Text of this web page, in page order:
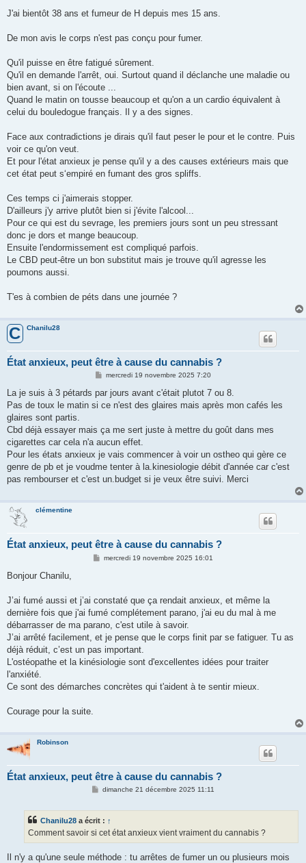
g
J'ai bientôt 38 ans et fumeur de H depuis mes 15 ans.
De mon avis le corps n'est pas conçu pour fumer.
Qu'il puisse en être fatigué sûrement.
Qu'il en demande l'arrêt, oui. Surtout quand il déclanche une maladie ou
bien avant, si on l'écoute ...
Quand le matin on tousse beaucoup et qu'on a un cardio équivalent à
celui du bouledogue français. Il y a des signes.
Face aux contradictions je dirais qu'il faut peser le pour et le contre. Puis
voir ce qu'on veut.
Et pour l'état anxieux je pense qu'il y a des causes extérieurs mais que
cet état peut s‘empiré en fumant des gros spliffs.
Ces temps ci j'aimerais stopper.
D'ailleurs j'y arrive plutôt bien si j'évite l'alcool...
Pour ce qui est du sevrage, les premiers jours sont un peu stressant
donc je dors et mange beaucoup.
Ensuite l'endormissement est compliqué parfois.
Le CBD peut-être un bon substitut mais je trouve qu'il agresse les
poumons aussi.
T'es à combien de péts dans une journée ?
C Chanilu28
État anxieux, peut être à cause du cannabis ?
M
s
a
mercredi 19 novembre 2025 7:20
La je suis à 3 pétards par jours avant c'était plutot 7 ou 8.
Pas de toux le matin si ce n'est des glaires mais après mon cafés les
glaires sont partis.
Cbd déjà essayer mais ça me sert juste à mettre du goût dans mes
cigarettes car cela n'a aucun effet.
Pour les états anxieux je vais commencer à voir un ostheo qui gère ce
genre de pb et je voudme tenter à la.kinesiologie débit d'année car c'est
pas rembourser et c'est un.budget si je veux être suivi. Merci
clémentine
État anxieux, peut être à cause du cannabis ?
M
g
mercredi 19 novembre 2025 16:01
Bonjour Chanilu,
J’ai fumé aussi et j’ai constaté que ça rendait anxieux, et même la
dernière fois que j'ai fumé complétement parano, j'ai eu du mal à me
débarrasser de ma parano, c'est utile à savoir.
J’ai arrêté facilement, et je pense que le corps finit par se fatiguer. Tu as
déjà réduit, c’est un pas important.
L'ostéopathe et la kinésiologie sont d'excellentes idées pour traiter
l'anxiété.
Ce sont des démarches concrètes qui t'aident à te sentir mieux.
Courage pour la suite.
Robinson
État anxieux, peut être à cause du cannabis ?
M
a
g
e
dimanche 21 décembre 2025 11:11
Chanilu28 a écrit : ↑
Comment savoir si cet état anxieux vient vraiment du cannabis ?
Il n'y a qu'une seule méthode : tu arrêtes de fumer un ou plusieurs mois